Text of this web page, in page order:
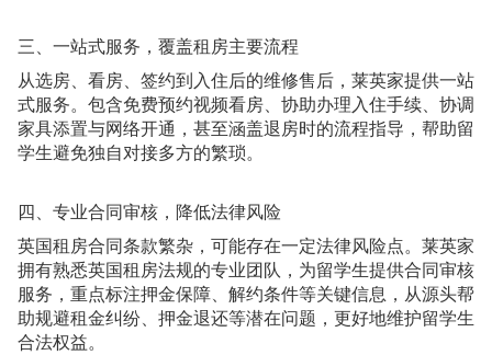
三、一站式服务，覆盖租房主要流程
从选房、看房、签约到入住后的维修售后，莱英家提供一站
式服务。包含免费预约视频看房、协助办理入住手续、协调
家具添置与网络开通，甚至涵盖退房时的流程指导，帮助留
学生避免独自对接多方的繁琐。
四、专业合同审核，降低法律风险
英国租房合同条款繁杂，可能存在一定法律风险点。莱英家
拥有熟悉英国租房法规的专业团队，为留学生提供合同审核
服务，重点标注押金保障、解约条件等关键信息，从源头帮
助规避租金纠纷、押金退还等潜在问题，更好地维护留学生
合法权益。